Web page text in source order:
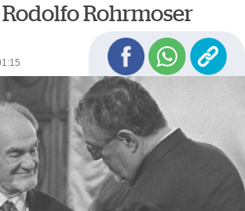
Rohrmoser